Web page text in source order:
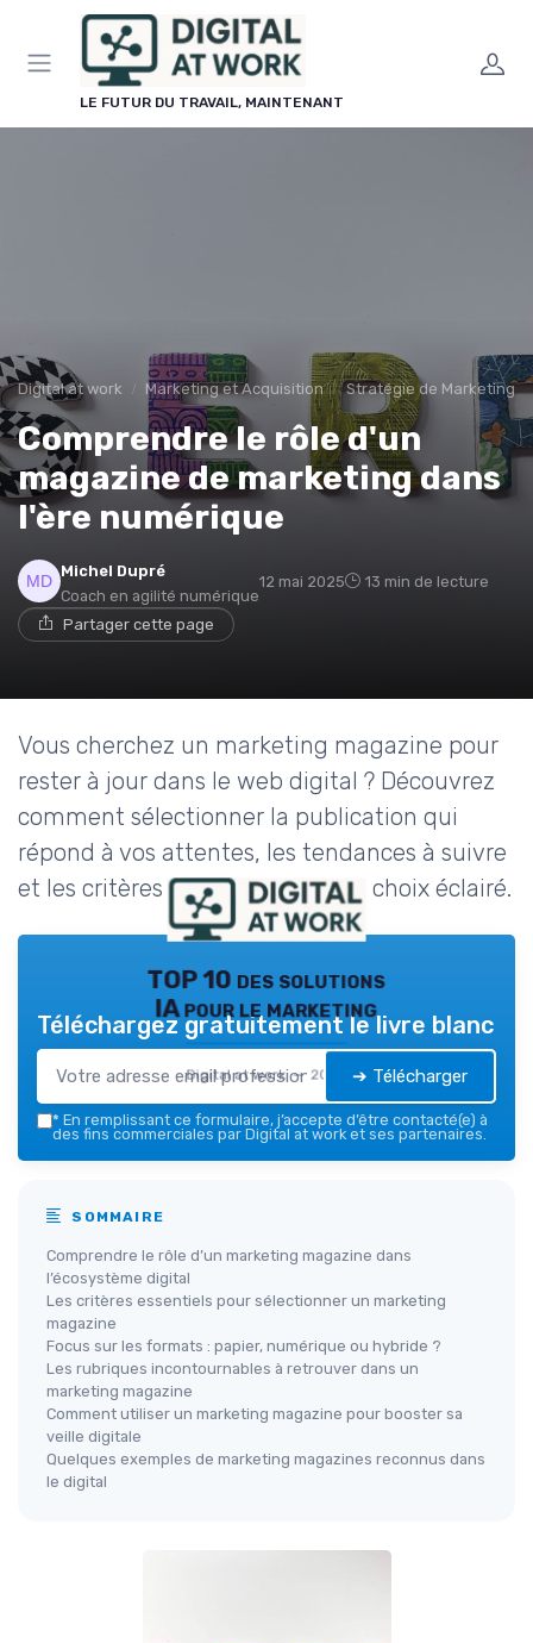
LE FUTUR DU TRAVAIL, MAINTENANT
Digital at work Marketing et Acquisition Stratégie de Marketing
Comprendre le rôle d'un
magazine de marketing dans
l'ère numérique
Michel Dupré
Coach en agilité numérique
12 mai 2025 13 min de lecture
Partager cette page
Vous cherchez un marketing magazine pour
rester à jour dans le web digital ? Découvrez
comment sélectionner la publication qui
répond à vos attentes, les tendances à suivre
et les critères essentiels pour un choix éclairé.
TOP 10 des solutions
IA pour le marketing
Digital at work — 2026
Téléchargez gratuitement le livre blanc
➔ Télécharger
* En remplissant ce formulaire, j’accepte d’être contacté(e) à
des fins commerciales par Digital at work et ses partenaires.
SOMMAIRE
Comprendre le rôle d’un marketing magazine dans
l’écosystème digital
Les critères essentiels pour sélectionner un marketing
magazine
Focus sur les formats : papier, numérique ou hybride ?
Les rubriques incontournables à retrouver dans un
marketing magazine
Comment utiliser un marketing magazine pour booster sa
veille digitale
Quelques exemples de marketing magazines reconnus dans
le digital
Panneau de gestion des cookies